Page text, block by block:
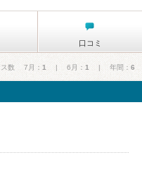
口コミ
ス数 7月： 1 | 6月： 1 | 年間： 6